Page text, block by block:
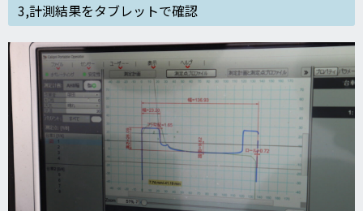
3,計測結果をタブレットで確認